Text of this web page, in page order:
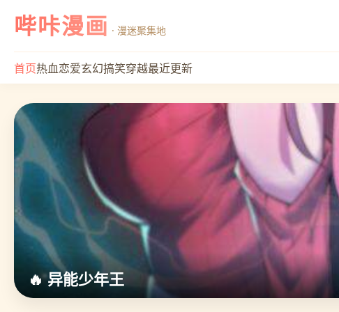
哔咔漫画 · 漫迷聚集地
首页热血恋爱玄幻搞笑穿越最近更新
🔥 异能少年王